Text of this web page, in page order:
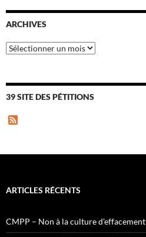
ARCHIVES
Archives
39 SITE DES PÉTITIONS
ARTICLES RÉCENTS
CMPP – Non à la culture d’effacement